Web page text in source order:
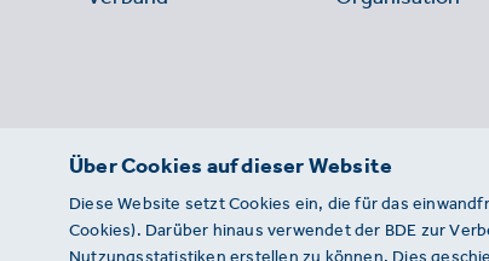
Über Cookies auf dieser Website
Diese Website setzt Cookies ein, die für das
Cookies). Darüber hinaus verwendet der BDE zur
Nutzungsstatistiken erstellen zu können. Dies